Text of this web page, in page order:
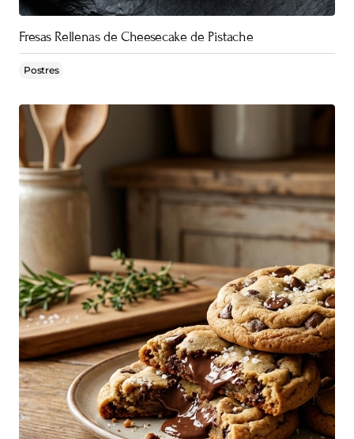
Fresas Rellenas de Cheesecake de Pistache
Postres